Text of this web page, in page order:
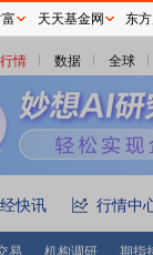
行情 数据 全球
快讯 行情中
易 机构调研
期指
天天基金网 东